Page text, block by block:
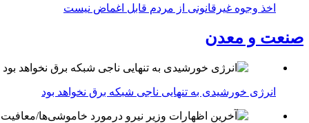
اخذ وجوه غیرقانونی از مردم قابل اغماض نیست
صنعت و معدن
انرژی خورشیدی به تنهایی ناجی شبکه برق نخواهد بود